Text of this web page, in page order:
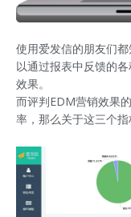
使用爱发信的朋友们
以通过报表中反馈的
效果。
而评判EDM营销效果
率，那么关于这三个